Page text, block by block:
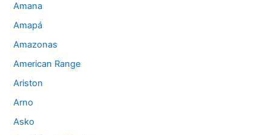
Amana
Amapá
Amazonas
American Range
Ariston
Arno
Asko